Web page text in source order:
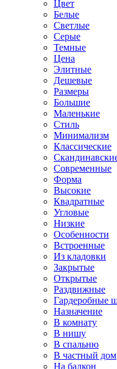
Цвет
Белые
Светлые
Серые
Темные
Цена
Элитные
Дешевые
Размеры
Большие
Маленькие
Стиль
Минимализм
Классические
Современные
Форма
Высокие
Квадратные
Угловые
Низкие
Особенности
Встроенные
Из кладовки
Закрытые
Открытые
Раздвижные
Гардеробные
Назначение
В комнату
В нишу
В спальню
В частный дом
На балкон